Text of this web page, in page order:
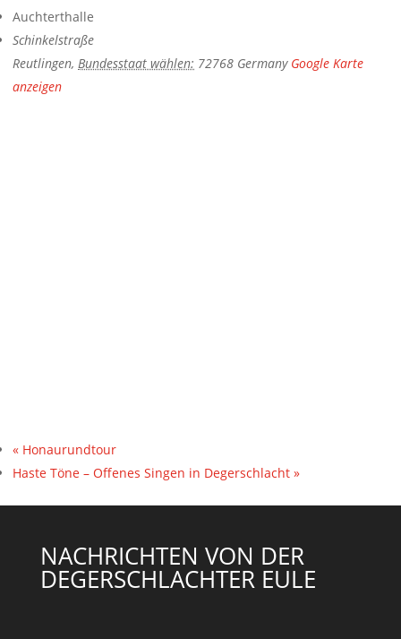
Auchterthalle
Schinkelstraße
Reutlingen, Bundesstaat wählen: 72768 Germany Google Karte
anzeigen
« Honaurundtour
Haste Töne – Offenes Singen in Degerschlacht »
NACHRICHTEN VON DER
DEGERSCHLACHTER EULE